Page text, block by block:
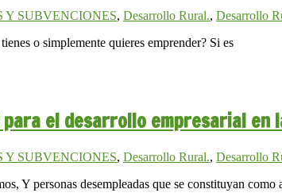
Y SUBVENCIONES, Desarrollo Rural., Desarrollo
o simplemente quieres emprender? Si es
el desarrollo empresarial
Y SUBVENCIONES, Desarrollo Rural., Desarrollo
Y personas desempleadas que se constituyan